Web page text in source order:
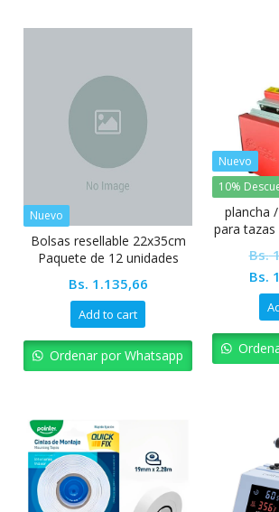
Nuevo
Bolsas resellable 22x35cm
Paquete de 12 unidades
Bs. 1.135,66
Add to cart
Ordenar por Whatsapp
Nuevo
10%
plancha
para
Bs.
was:
Bs.
Bs.